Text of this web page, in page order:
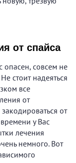
от спайса
опасен, совсем не
стоит надеяться
все
от
от
у Вас
лечения
немного. Вот